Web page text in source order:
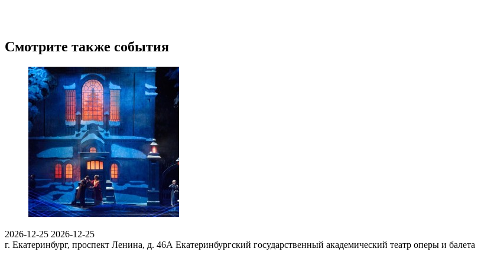
Смотрите также события
2026-12-25 2026-12-25
г. Екатеринбург, проспект Ленина, д. 46А Екатеринбургский государственный академический театр оперы и балета